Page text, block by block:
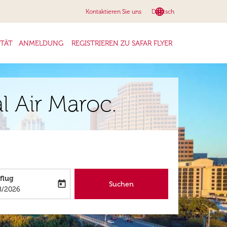
Kontaktieren Sie uns language
Deutsch
keyboard_arrow_down
ANMELDUNG REGISTRIEREN ZU SAFAR FLYER
Air Maroc.
return-date-aria-label
2026
today Suchen